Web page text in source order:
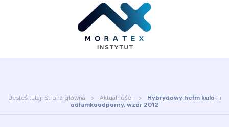
SCIENCE4BUSINESS
Jesteś tutaj: Strona główna Aktualności
Hybrydowy hełm kulo- i
odłamkoodporny, wzór 2012